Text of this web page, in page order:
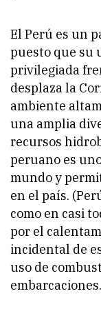
El Perú es un
puesto que su
privilegiada
desplaza la
ambiente
una amplia
recursos
peruano es
mundo y
en el país.
como en casi
por el
incidental de
uso de
embarcaciones.